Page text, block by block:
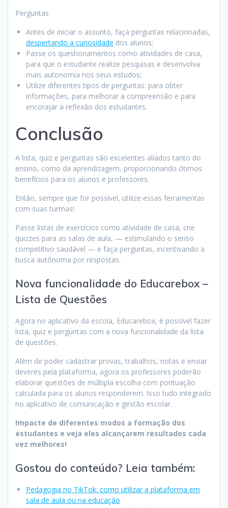
Perguntas
Antes de iniciar o assunto, faça perguntas relacionadas,
despertando a curiosidade dos alunos;
Passe os questionamentos como atividades de casa,
para que o estudante realize pesquisas e desenvolva
mais autonomia nos seus estudos;
Utilize diferentes tipos de perguntas: para obter
informações, para melhorar a compreensão e para
encorajar a reflexão dos estudantes.
Conclusão
A lista, quiz e perguntas são excelentes aliados tanto do
ensino, como da aprendizagem, proporcionando ótimos
benefícios para os alunos e professores.
Então, sempre que for possível, utilize essas ferramentas
com suas turmas!
Passe listas de exercícios como atividade de casa, crie
quizzes para as salas de aula, — estimulando o senso
competitivo saudável — e faça perguntas, incentivando a
busca autônoma por respostas.
Nova funcionalidade do Educarebox –
Lista de Questões
Agora no aplicativo da escola, Educarebox, é possível fazer
lista, quiz e perguntas com a nova funcionalidade da lista
de questões.
Além de poder cadastrar provas, trabalhos, notas e enviar
deveres pela plataforma, agora os professores poderão
elaborar questões de múltipla escolha com pontuação
calculada para os alunos responderem. Isso tudo integrado
no aplicativo de comunicação e gestão escolar.
Impacte de diferentes modos a formação dos
estudantes e veja eles alcançarem resultados cada
vez melhores!
Gostou do conteúdo? Leia também:
Pedagogia no TikTok: como utilizar a plataforma em
sala de aula ou na educação